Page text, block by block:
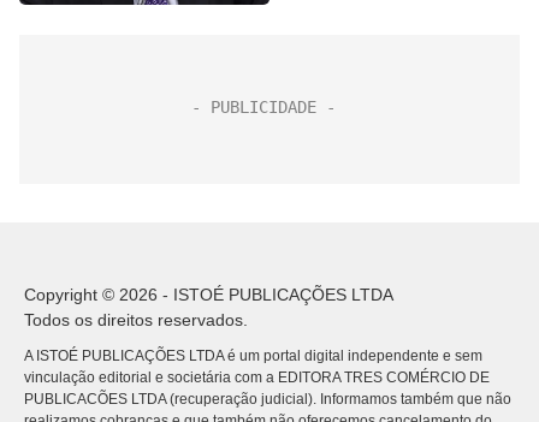
Copyright © 2026 - ISTOÉ PUBLICAÇÕES LTDA
Todos os direitos reservados.
A ISTOÉ PUBLICAÇÕES LTDA é um portal digital independente e sem
vinculação editorial e societária com a EDITORA TRES COMÉRCIO DE
PUBLICACÕES LTDA (recuperação judicial). Informamos também que não